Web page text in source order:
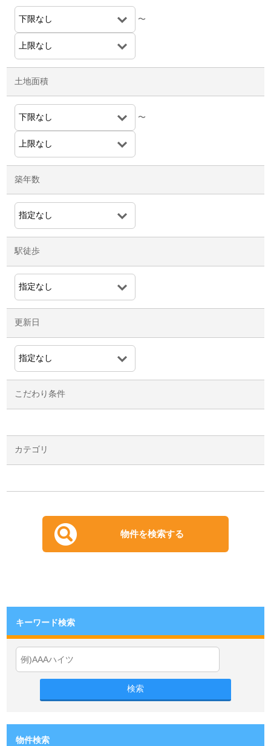
〜
土地面積
〜
築年数
駅徒歩
更新日
こだわり条件
カテゴリ
キーワード検索
検索
物件検索